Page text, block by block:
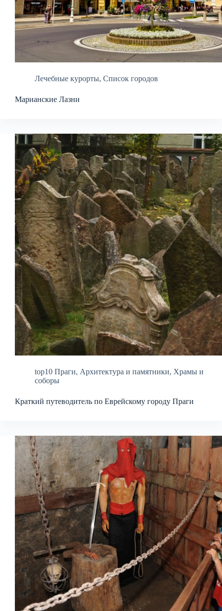
Лечебные курорты, Список городов
Марианские Лазни
top10 Праги, Архитектура и памятники, Храмы и
соборы
Краткий путеводитель по Еврейскому городу Праги